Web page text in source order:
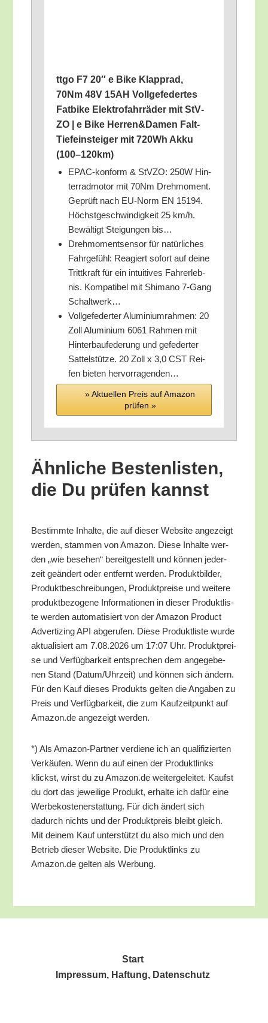
ttgo F7 20″ e Bike Klapp­rad,
70Nm 48V 15AH Voll­ge­fe­der­tes
Fat­bike Elek­tro­fahr­rä­der mit StV­
ZO | e Bike Herren&Damen Falt-
Tie­fein­stei­ger mit 720Wh Akku
(100–120km)
EPAC-kon­form & StV­ZO: 250W Hin­
ter­rad­mo­tor mit 70Nm Dreh­mo­ment.
Geprüft nach EU-Norm EN 15194.
Höchst­ge­schwin­dig­keit 25 km/​h.
Bewäl­tigt Stei­gun­gen bis…
Dreh­mo­ment­sen­sor für natür­li­ches
Fahr­ge­fühl: Reagiert sofort auf dei­ne
Tritt­kraft für ein intui­ti­ves Fahr­erleb­
nis. Kom­pa­ti­bel mit Shi­ma­no 7‑Gang
Schaltwerk…
Voll­ge­fe­der­ter Alu­mi­ni­um­rah­men: 20
Zoll Alu­mi­ni­um 6061 Rah­men mit
Hin­ter­bau­fe­de­rung und gefe­der­ter
Sat­tel­stüt­ze. 20 Zoll x 3,0 CST Rei­
fen bie­ten hervorragenden…
» Aktu­el­len Preis auf Ama­zon
prü­fen »
Ähn­li­che Bes­ten­lis­ten,
die Du prü­fen kannst
Bestimm­te Inhal­te, die auf die­ser Web­site ange­zeigt
wer­den, stam­men von Ama­zon. Die­se Inhal­te wer­
den „wie bese­hen“ bereit­ge­stellt und kön­nen jeder­
zeit geän­dert oder ent­fernt wer­den. Pro­dukt­bil­der,
Pro­dukt­be­schrei­bun­gen, Pro­dukt­prei­se und wei­te­re
pro­dukt­be­zo­ge­ne Infor­ma­tio­nen in die­ser Pro­dukt­lis­
te wer­den auto­ma­ti­siert von der Ama­zon Pro­duct
Adver­tiz­ing API abge­ru­fen. Die­se Pro­dukt­lis­te wur­de
aktua­li­siert am 7.08.2026 um 17:07 Uhr. Pro­dukt­prei­
se und Ver­füg­bar­keit ent­spre­chen dem ange­ge­be­
nen Stand (Datum/​Uhrzeit) und kön­nen sich ändern.
Für den Kauf die­ses Pro­dukts gel­ten die Anga­ben zu
Preis und Ver­füg­bar­keit, die zum Kauf­zeit­punkt auf
Amazon.de ange­zeigt werden.
*) Als Ama­zon-Part­ner ver­die­ne ich an qua­li­fi­zier­ten
Ver­käu­fen. Wenn du auf einen der Pro­dukt­links
klickst, wirst du zu Amazon.de wei­ter­ge­lei­tet. Kaufst
du dort das jewei­li­ge Pro­dukt, erhal­te ich dafür eine
Wer­be­kos­ten­er­stat­tung. Für dich ändert sich
dadurch nichts und der Pro­dukt­preis bleibt gleich.
Mit dei­nem Kauf unter­stützt du also mich und den
Betrieb die­ser Web­site. Die Pro­dukt­links zu
Amazon.de gel­ten als Werbung.
Start
Impres­sum, Haf­tung, Datenschutz